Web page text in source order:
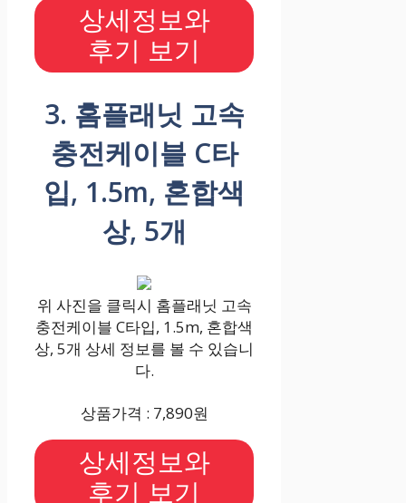
상세정보와
후기 보기
3. 홈플래닛 고속
충전케이블 C타
입, 1.5m, 혼합색
상, 5개
위 사진을 클릭시 홈플래닛 고속
충전케이블 C타입, 1.5m, 혼합색
상, 5개 상세 정보를 볼 수 있습니
다.
상품가격 : 7,890원
상세정보와
후기 보기